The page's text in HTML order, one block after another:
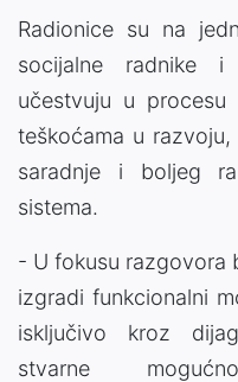
Radionice su na
socijalne radnike i
učestvuju u
teškoćama u
saradnje i boljeg
sistema.
- U fokusu razgovora
izgradi funkcionalni
isključivo kroz
stvarne